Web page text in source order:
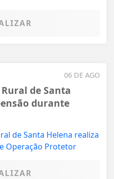
06 DE AGO
de Santa
durante